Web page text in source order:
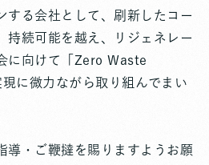
する会社として、刷新したコー
持続可能を越え、リジェネレー
に向けて「Zero Waste
に微力ながら取り組んでまい
導・ご鞭撻を賜りますようお願